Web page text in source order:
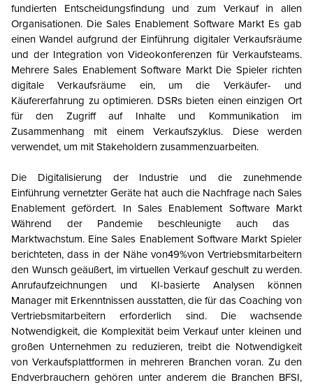
fundierten Entscheidungsfindung und zum Verkauf in allen
Organisationen. Die Sales Enablement Software MarktEs gab
einen Wandel aufgrund der Einführung digitaler Verkaufsräume
und der Integration von Videokonferenzen für Verkaufsteams.
Mehrere Sales Enablement Software MarktDie Spieler richten
digitale Verkaufsräume ein, um die Verkäufer- und
Käufererfahrung zu optimieren. DSRs bieten einen einzigen Ort
für den Zugriff auf Inhalte und Kommunikation im
Zusammenhang mit einem Verkaufszyklus. Diese werden
verwendet, um mit Stakeholdern zusammenzuarbeiten.
Die Digitalisierung der Industrie und die zunehmende
Einführung vernetzter Geräte hat auch die Nachfrage nach Sales
Enablement gefördert. In Sales Enablement Software Markt
Während der Pandemie beschleunigte auch das
Marktwachstum. Eine Sales Enablement Software MarktSpieler
berichteten, dass in der Nähe von49%von Vertriebsmitarbeitern
den Wunsch geäußert, im virtuellen Verkauf geschult zu werden.
Anrufaufzeichnungen und KI-basierte Analysen können
Manager mit Erkenntnissen ausstatten, die für das Coaching von
Vertriebsmitarbeitern erforderlich sind. Die wachsende
Notwendigkeit, die Komplexität beim Verkauf unter kleinen und
großen Unternehmen zu reduzieren, treibt die Notwendigkeit
von Verkaufsplattformen in mehreren Branchen voran. Zu den
Endverbrauchern gehören unter anderem die Branchen BFSI,